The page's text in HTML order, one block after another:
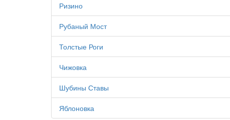
Ризино
Рубаный Мост
Толстые Роги
Чижовка
Шубины Ставы
Яблоновка